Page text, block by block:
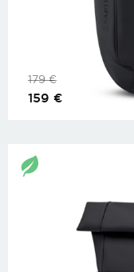
179€
159 €